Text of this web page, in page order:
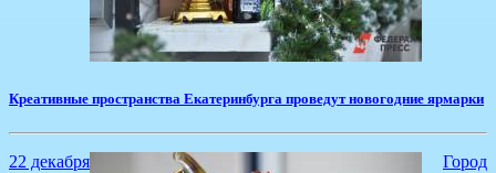
Креативные пространства Екатеринбурга проведут новогодние ярмарки
22 декабря Город